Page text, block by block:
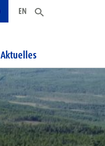
EN
Aktuelles